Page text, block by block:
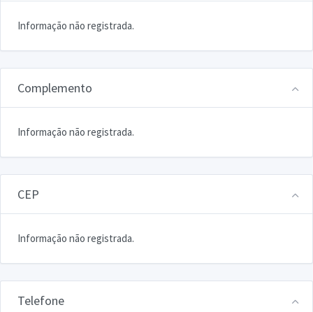
Informação não registrada.
Complemento
Informação não registrada.
CEP
Informação não registrada.
Telefone